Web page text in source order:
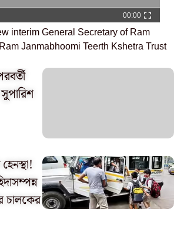
00:00
interim General Secretary of Ram
Janmabhoomi Teerth Kshetra Trust
চালকের